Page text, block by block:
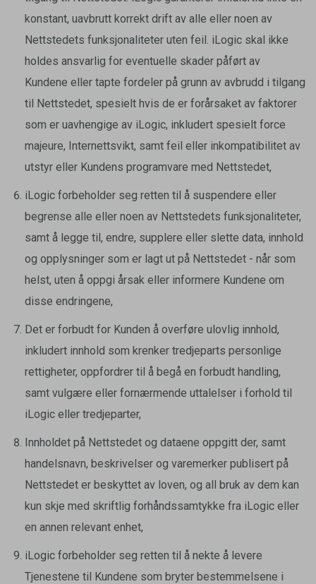
konstant, uavbrutt korrekt drift av alle eller noen av
Nettstedets funksjonaliteter uten feil. iLogic skal ikke
holdes ansvarlig for eventuelle skader påført av
Kundene eller tapte fordeler på grunn av avbrudd i tilgang
til Nettstedet, spesielt hvis de er forårsaket av faktorer
som er uavhengige av iLogic, inkludert spesielt force
majeure, Internettsvikt, samt feil eller inkompatibilitet av
utstyr eller Kundens programvare med Nettstedet,
iLogic forbeholder seg retten til å suspendere eller
begrense alle eller noen av Nettstedets funksjonaliteter,
samt å legge til, endre, supplere eller slette data, innhold
og opplysninger som er lagt ut på Nettstedet - når som
helst, uten å oppgi årsak eller informere Kundene om
disse endringene,
Det er forbudt for Kunden å overføre ulovlig innhold,
inkludert innhold som krenker tredjeparts personlige
rettigheter, oppfordrer til å begå en forbudt handling,
samt vulgære eller fornærmende uttalelser i forhold til
iLogic eller tredjeparter,
Innholdet på Nettstedet og dataene oppgitt der, samt
handelsnavn, beskrivelser og varemerker publisert på
Nettstedet er beskyttet av loven, og all bruk av dem kan
kun skje med skriftlig forhåndssamtykke fra iLogic eller
en annen relevant enhet,
iLogic forbeholder seg retten til å nekte å levere
Tjenestene til Kundene som bryter bestemmelsene i